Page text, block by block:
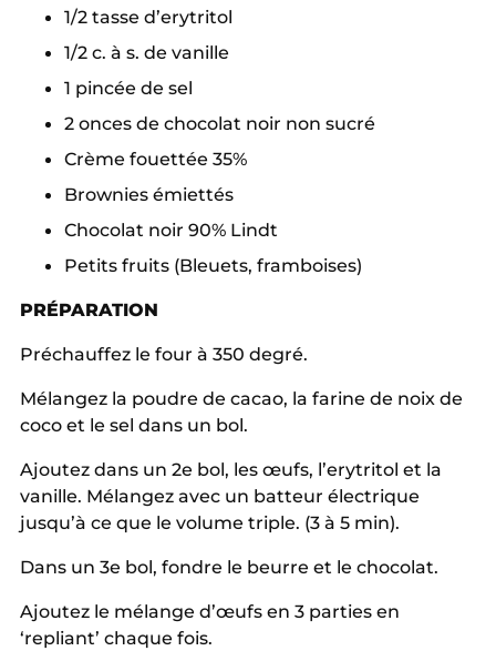
1/2 tasse d’erytritol
1/2 c. à s. de vanille
1 pincée de sel
2 onces de chocolat noir non sucré
Crème fouettée 35%
Brownies émiettés
Chocolat noir 90% Lindt
Petits fruits (Bleuets, framboises)
PRÉPARATION
Préchauffez le four à 350 degré.
Mélangez la poudre de cacao, la farine de noix de
coco et le sel dans un bol.
Ajoutez dans un 2e bol, les œufs, l’erytritol et la
vanille. Mélangez avec un batteur électrique
jusqu’à ce que le volume triple. (3 à 5 min).
Dans un 3e bol, fondre le beurre et le chocolat.
Ajoutez le mélange d’œufs en 3 parties en
‘repliant’ chaque fois.